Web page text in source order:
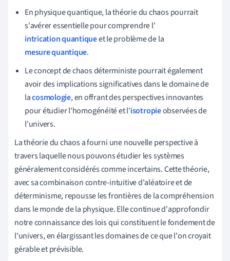
En physique quantique, la théorie du chaos pourrait
s'avérer essentielle pour comprendre l'
intrication quantiqueet le problème de la
mesure quantique.
Le concept de chaos déterministe pourrait également
avoir des implications significatives dans le domaine de
lacosmologie, en offrant des perspectives innovantes
pour étudier l'homogénéité et l'isotropieobservées de
l'univers.
La théorie du chaos a fourni une nouvelle perspective à
travers laquelle nous pouvons étudier les systèmes
généralement considérés comme incertains. Cette théorie,
avec sa combinaison contre-intuitive d'aléatoire et de
déterminisme, repousse les frontières de la compréhension
dans le monde de la physique. Elle continue d'approfondir
notre connaissance des lois qui constituent le fondement de
l'univers, en élargissant les domaines de ce que l'on croyait
gérable et prévisible.